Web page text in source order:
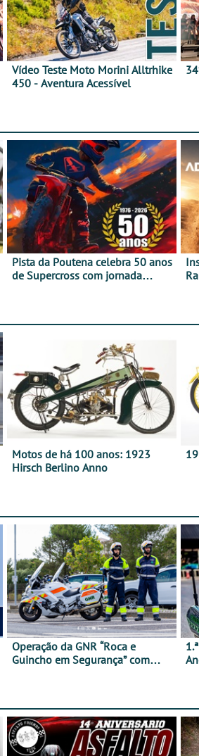
Vídeo Teste Moto Morini Alltrhike
450 - Aventura Acessível
Pista da Poutena celebra 50 anos
de Supercross com jornada
Motos de há 100 anos: 1923
Hirsch Berlino Anno
Operação da GNR “Roca e
Guincho em Segurança” com